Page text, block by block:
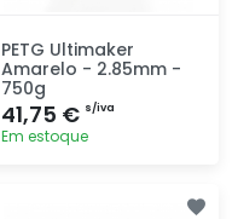
PETG Ultimaker
Amarelo - 2.85mm -
750g
41,75 € s/iva
Em estoque